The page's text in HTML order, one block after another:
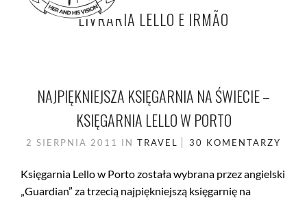
LIVRARIA LELLO E IRMÃO
NAJPIĘKNIEJSZA KSIĘGARNIA NA ŚWIECIE –
KSIĘGARNIA LELLO W PORTO
2 SIERPNIA 2011 IN TRAVEL 30 KOMENTARZY
Księgarnia Lello w Porto została wybrana przez angielski
„Guardian” za trzecią najpiękniejszą księgarnię na